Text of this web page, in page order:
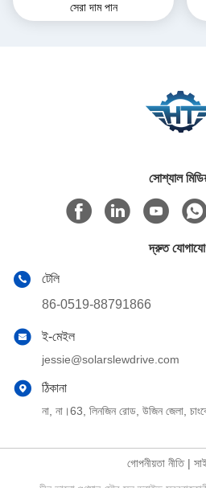
যথার্থতা সহ 0.15 ডিগ্রি
সেরা দাম পান
সোশ্যাল
দ্রুত
টেলি
86-0519-88791866
ই-মেইল
jessie@solarslewdrive.com
ঠিকানা
না, না।63, লিনজিন রোড, উজিন জেলা,
গোপনীয়তা নীতি|